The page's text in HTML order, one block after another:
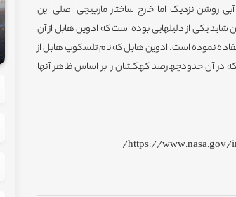
نزدیک اما خارج ساختار مارپیچی اصلی این
یکی از دلیلهایی بوده است که ادوین هابل از آن
نموده است. ادوین هابل که نام تلسکوپ هابل از
ای تنظیم نمود که در آن حدودچهارصد کهکشان را بر اساس ظاهر آنها
https://www.nasa.gov/